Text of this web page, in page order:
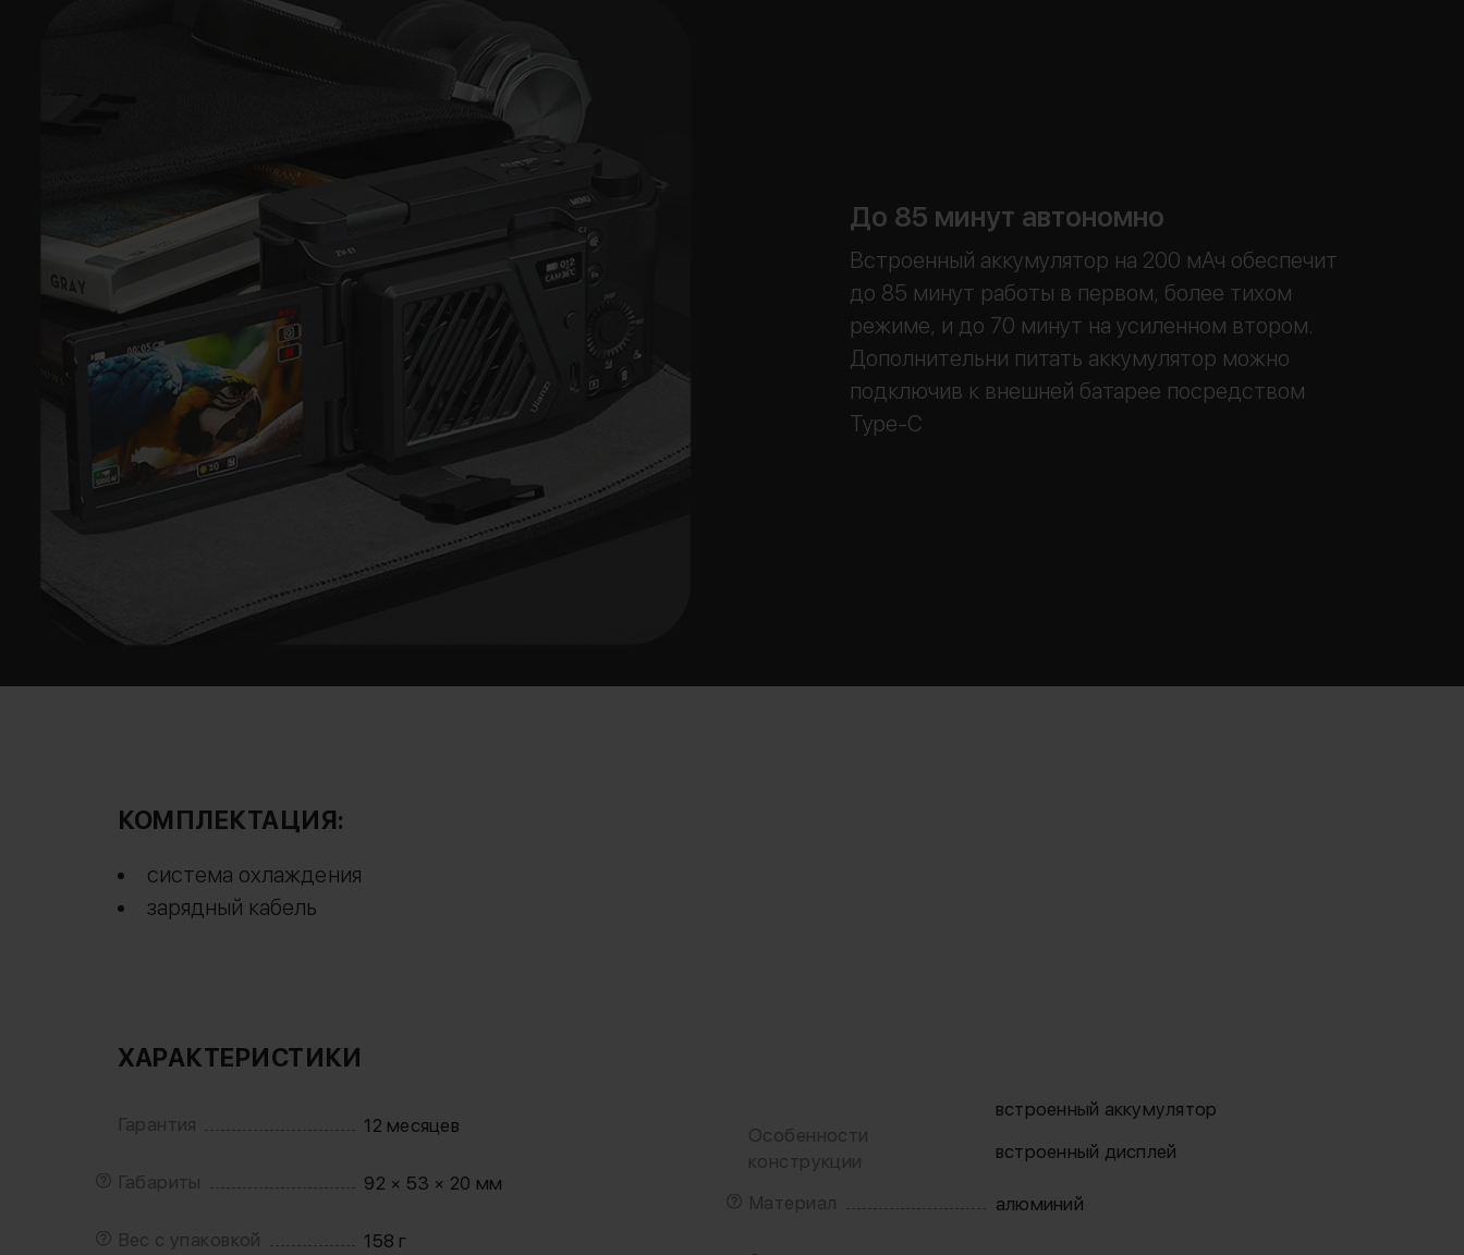
До 85 минут автономно
Встроенный аккумулятор на 200 мАч обеспечит
до 85 минут работы в первом, более тихом
режиме, и до 70 минут на усиленном втором.
Дополнительни питать аккумулятор можно
подключив к внешней батарее посредством
Type-C
КОМПЛЕКТАЦИЯ:
система охлаждения
зарядный кабель
ХАРАКТЕРИСТИКИ
Гарантия 12 месяцев
Габариты 92 × 53 × 20 мм
Вес с упаковкой 158 г
встроенный аккумулятор
Особенности
конструкции
встроенный дисплей
Материал алюминий